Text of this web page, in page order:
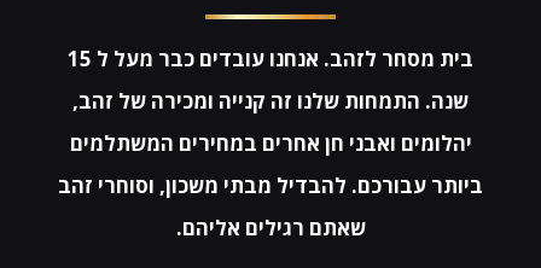
בית מסחר לזהב. אנחנו עובדים כבר מעל ל 15
שנה. התמחות שלנו זה קנייה ומכירה של זהב,
יהלומים ואבני חן אחרים במחירים המשתלמים
ביותר עבורכם. להבדיל מבתי משכון, וסוחרי זהב
שאתם רגילים אליהם.